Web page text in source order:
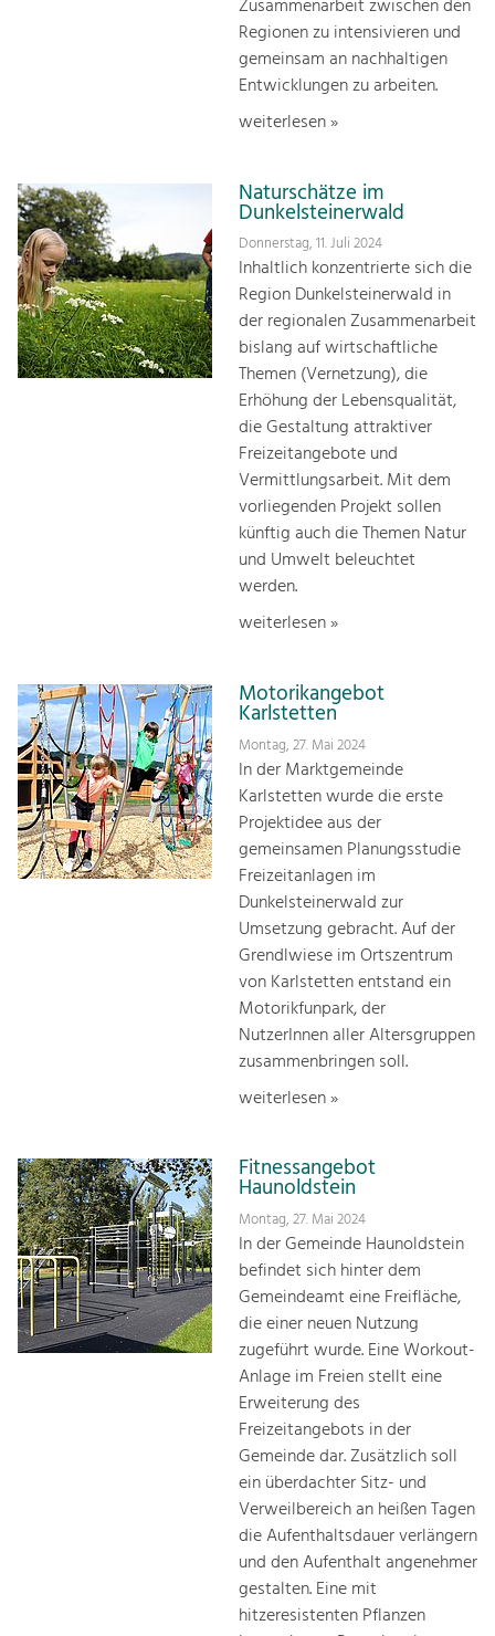
Zusammenarbeit zwischen den
Regionen zu intensivieren und
gemeinsam an nachhaltigen
Entwicklungen zu arbeiten.
weiterlesen »
Naturschätze im
Dunkelsteinerwald
Donnerstag, 11. Juli 2024
Inhaltlich konzentrierte sich die
Region Dunkelsteinerwald in
der regionalen Zusammenarbeit
bislang auf wirtschaftliche
Themen (Vernetzung), die
Erhöhung der Lebensqualität,
die Gestaltung attraktiver
Freizeitangebote und
Vermittlungsarbeit. Mit dem
vorliegenden Projekt sollen
künftig auch die Themen Natur
und Umwelt beleuchtet
werden.
weiterlesen »
Motorikangebot
Karlstetten
Montag, 27. Mai 2024
In der Marktgemeinde
Karlstetten wurde die erste
Projektidee aus der
gemeinsamen Planungsstudie
Freizeitanlagen im
Dunkelsteinerwald zur
Umsetzung gebracht. Auf der
Grendlwiese im Ortszentrum
von Karlstetten entstand ein
Motorikfunpark, der
NutzerInnen aller Altersgruppen
zusammenbringen soll.
weiterlesen »
Fitnessangebot
Haunoldstein
Montag, 27. Mai 2024
In der Gemeinde Haunoldstein
befindet sich hinter dem
Gemeindeamt eine Freifläche,
die einer neuen Nutzung
zugeführt wurde. Eine Workout-
Anlage im Freien stellt eine
Erweiterung des
Freizeitangebots in der
Gemeinde dar. Zusätzlich soll
ein überdachter Sitz- und
Verweilbereich an heißen Tagen
die Aufenthaltsdauer verlängern
und den Aufenthalt angenehmer
gestalten. Eine mit
hitzeresistenten Pflanzen